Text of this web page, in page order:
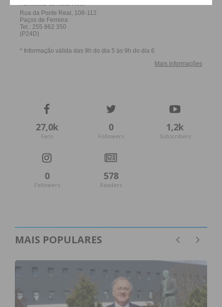
27,0k
Fans
0
Followers
1,2k
Subscribers
0
Followers
578
Readers
MAIS POPULARES